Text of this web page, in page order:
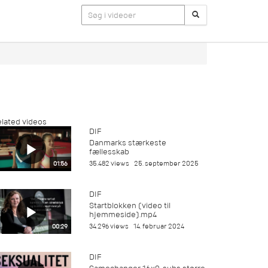
videos
01:56
DIF
Danmarks stærkeste
fællesskab
35.482 views 25. september 2025
00:29
DIF
Startblokken (video til
hjemmeside).mp4
34.296 views 14. februar 2024
DIF